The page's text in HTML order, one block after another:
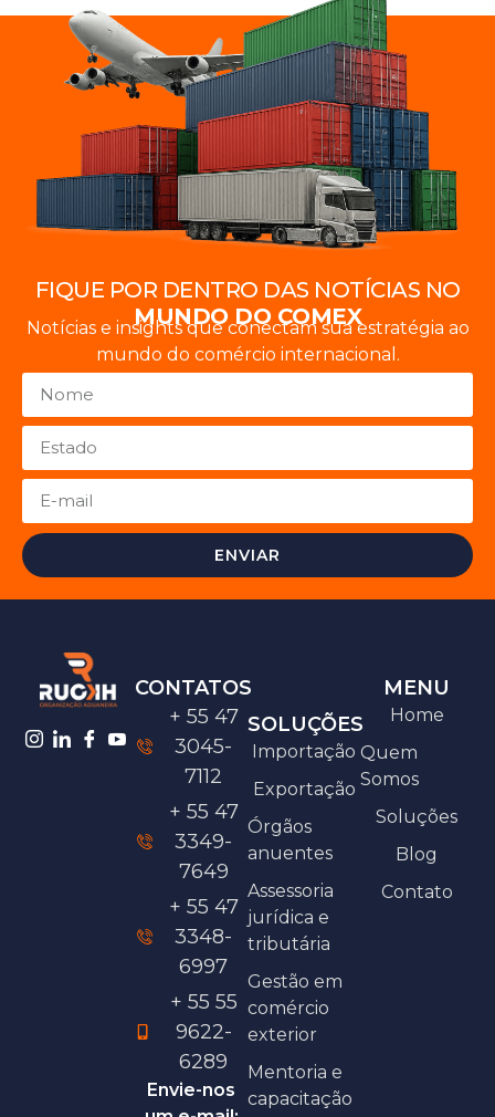
FIQUE POR DENTRO DAS NOTÍCIAS NO
MUNDO DO COMEX
Notícias e insights que conectam sua estratégia ao
mundo do comércio internacional.
ENVIAR
CONTATOS
+ 55 47
3045-
7112
+ 55 47
3349-
7649
+ 55 47
3348-
6997
+ 55 55
9622-
6289
Envie-nos
SOLUÇÕES
Importação
Exportação
Órgãos
anuentes
Assessoria
jurídica e
tributária
Gestão em
comércio
exterior
Mentoria e
capacitação
MENU
Home
Quem
Somos
Soluções
Blog
Contato